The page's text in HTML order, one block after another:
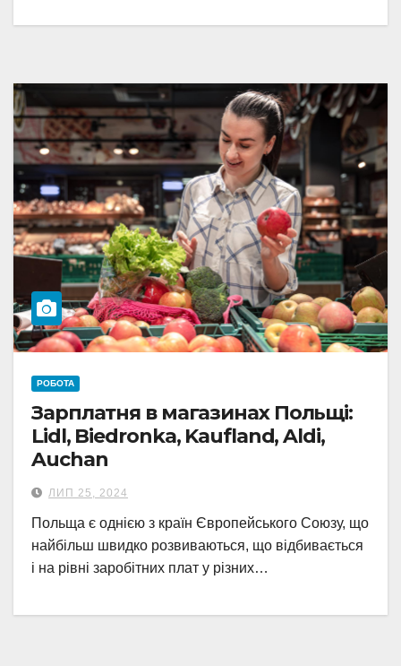
РОБОТА
Зарплатня в магазинах Польщі:
Lidl, Biedronka, Kaufland, Aldi,
Auchan
ЛИП 25, 2024
Польща є однією з країн Європейського Союзу, що
найбільш швидко розвиваються, що відбивається
і на рівні заробітних плат у різних…